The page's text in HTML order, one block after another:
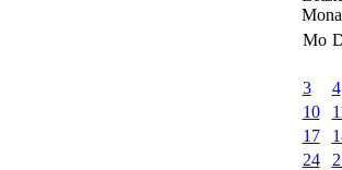
Mo
3
4
10
17
24